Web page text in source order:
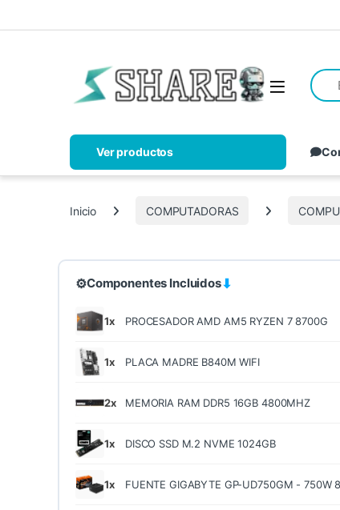
Ver productos
Inicio COMPUTADORAS
⚙Componentes Incluidos⬇
1x PROCESADOR AMD AM5 RYZEN 7 8700G
1x PLACA MADRE B840M WIFI
2x MEMORIA RAM DDR5 16GB 4800MHZ
1x DISCO SSD M.2 NVME 1024GB
1x FUENTE GIGABYTE GP-UD750GM - 750W